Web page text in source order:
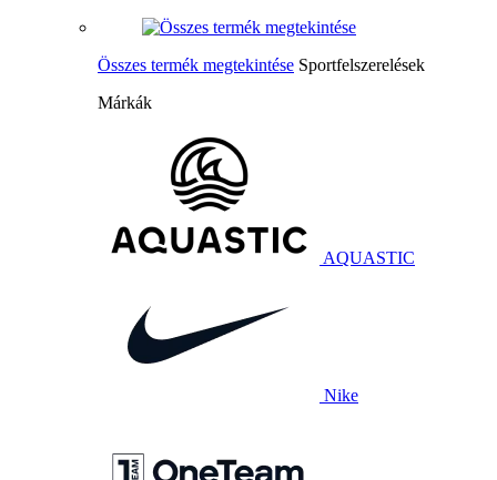
Összes termék megtekintése Sportfelszerelések
Márkák
AQUASTIC
Nike